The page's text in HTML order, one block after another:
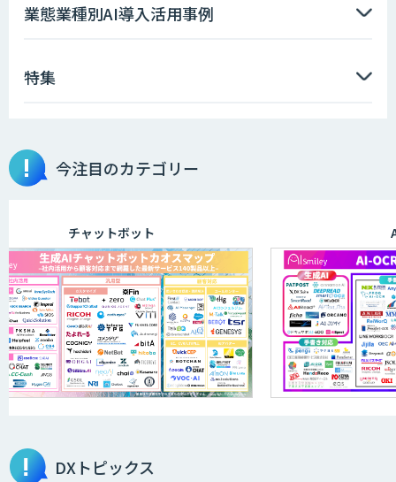
業態業種別AI導入活用事例
特集
今注目のカテゴリー
チャットボット AI-
DXトピックス